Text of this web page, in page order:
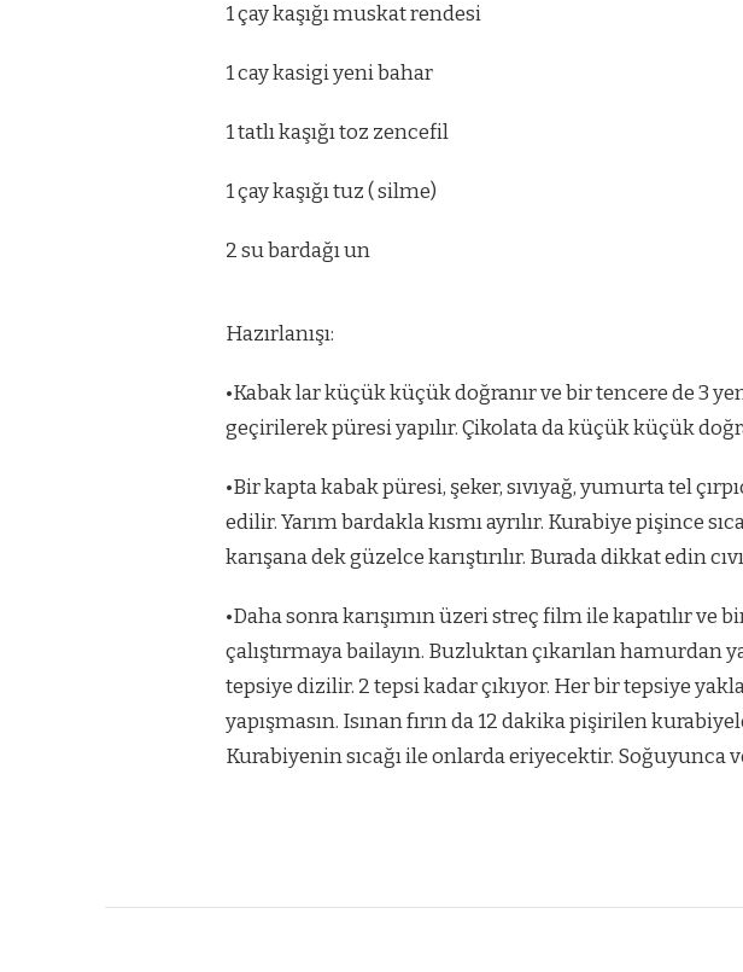
1 çay kaşığı muskat rendesi
1 cay kasigi yeni bahar
1 tatlı kaşığı toz zencefil
1 çay kaşığı tuz ( silme)
2 su bardağı un
Hazırlanışı:
•Kabak lar küçük küçük doğranır ve bir tencere de 3
geçirilerek püresi yapılır. Çikolata da küçük küçük
•Bir kapta kabak püresi, şeker, sıvıyağ, yumurta tel
edilir. Yarım bardakla kısmı ayrılır. Kurabiye pişince
karışana dek güzelce karıştırılır. Burada dikkat edin
•Daha sonra karışımın üzeri streç film ile kapatılır ve
çalıştırmaya bailayın. Buzluktan çıkarılan hamurdan
tepsiye dizilir. 2 tepsi kadar çıkıyor. Her bir tepsiye
yapışmasın. Isınan fırın da 12 dakika pişirilen
Kurabiyenin sıcağı ile onlarda eriyecektir. Soğuyunca